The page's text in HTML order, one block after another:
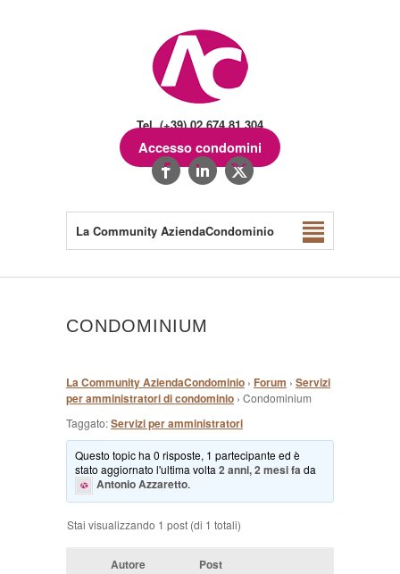
Tel. (+39) 02.674.81.304
Accesso condomini
La Community AziendaCondominio
CONDOMINIUM
La Community AziendaCondominio › Forum › Servizi
per amministratori di condominio › Condominium
Taggato:Servizi per amministratori
Questo topic ha 0 risposte, 1 partecipante ed è
stato aggiornato l'ultima volta2 anni, 2 mesi fada
Antonio Azzaretto.
Stai visualizzando 1 post (di 1 totali)
Autore Post